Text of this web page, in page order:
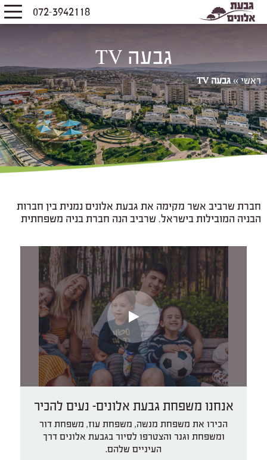
072-3942118
גבעה TV
ראשי»גבעה TV
חברת שרביב אשר מקימה את גבעת אלונים נמנית בין חברות
הבניה המובילות בישראל. שרביב הנה חברת בניה משפחתית
אנחנו משפחת גבעת אלונים- נעים להכיר
הכירו את משפחת מנשה, משפחת עוז, משפחת דור
ומשפחת וגנר והצטרפו לסיור בגבעת אלונים דרך
העיניים שלהם.